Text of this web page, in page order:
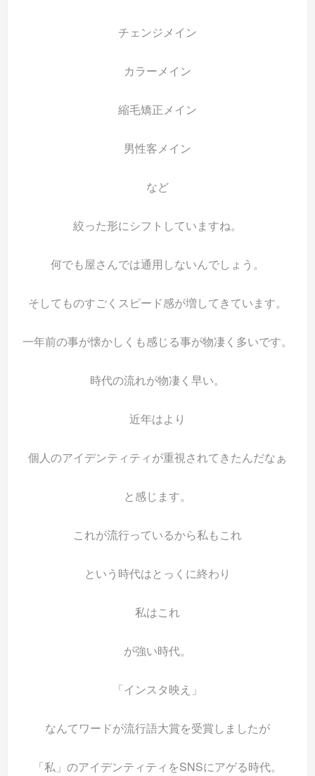
チェンジメイン
カラーメイン
縮毛矯正メイン
男性客メイン
など
絞った形にシフトしていますね。
何でも屋さんでは通用しないんでしょう。
そしてものすごくスピード感が増してきています。
一年前の事が懐かしくも感じる事が物凄く多いです。
時代の流れが物凄く早い。
近年はより
個人のアイデンティティが重視されてきたんだなぁ
と感じます。
これが流行っているから私もこれ
という時代はとっくに終わり
私はこれ
が強い時代。
「インスタ映え」
なんてワードが流行語大賞を受賞しましたが
「私」のアイデンティティをSNSにアゲる時代。